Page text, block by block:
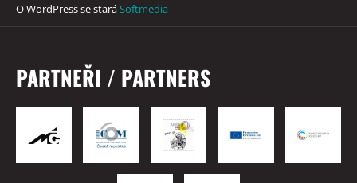
O WordPress se staráSoftmedia
PARTNEŘI / PARTNERS